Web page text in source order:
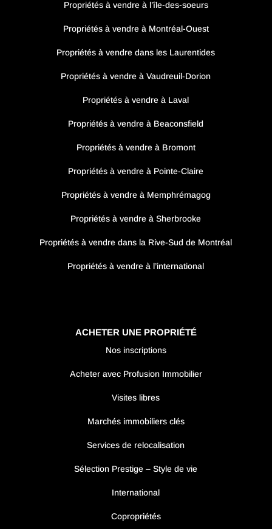
Propriétés à vendre à l’île-des-soeurs
Propriétés à vendre à Montréal-Ouest
Propriétés à vendre dans les Laurentides
Propriétés à vendre à Vaudreuil-Dorion
Propriétés à vendre à Laval
Propriétés à vendre à Beaconsfield
Propriétés à vendre à Bromont
Propriétés à vendre à Pointe-Claire
Propriétés à vendre à Memphrémagog
Propriétés à vendre à Sherbrooke
Propriétés à vendre dans la Rive-Sud de Montréal
Propriétés à vendre à l’international
ACHETER UNE PROPRIÉTÉ
Nos inscriptions
Acheter avec Profusion Immobilier
Visites libres
Marchés immobiliers clés
Services de relocalisation
Sélection Prestige – Style de vie
International
Copropriétés